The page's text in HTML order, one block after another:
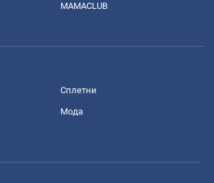
MAMACLUB
Сплетни
Мода